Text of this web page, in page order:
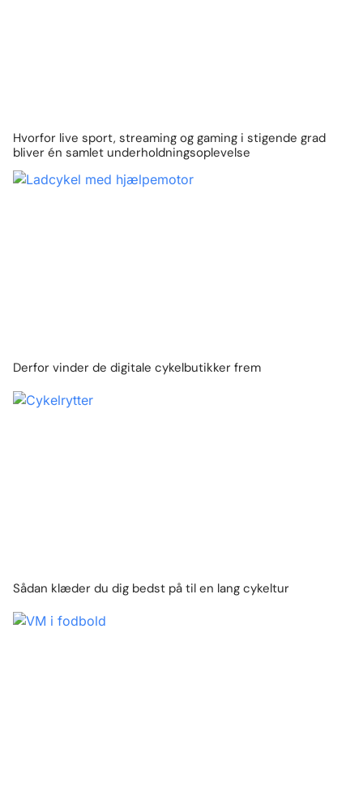
Hvorfor live sport, streaming og gaming i stigende grad
bliver én samlet underholdningsoplevelse
Derfor vinder de digitale cykelbutikker frem
Sådan klæder du dig bedst på til en lang cykeltur